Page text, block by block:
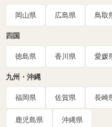
岡山県 広島県 鳥取
四国
徳島県 香川県 愛媛
九州・沖縄
福岡県 佐賀県 長崎
鹿児島県 沖縄県